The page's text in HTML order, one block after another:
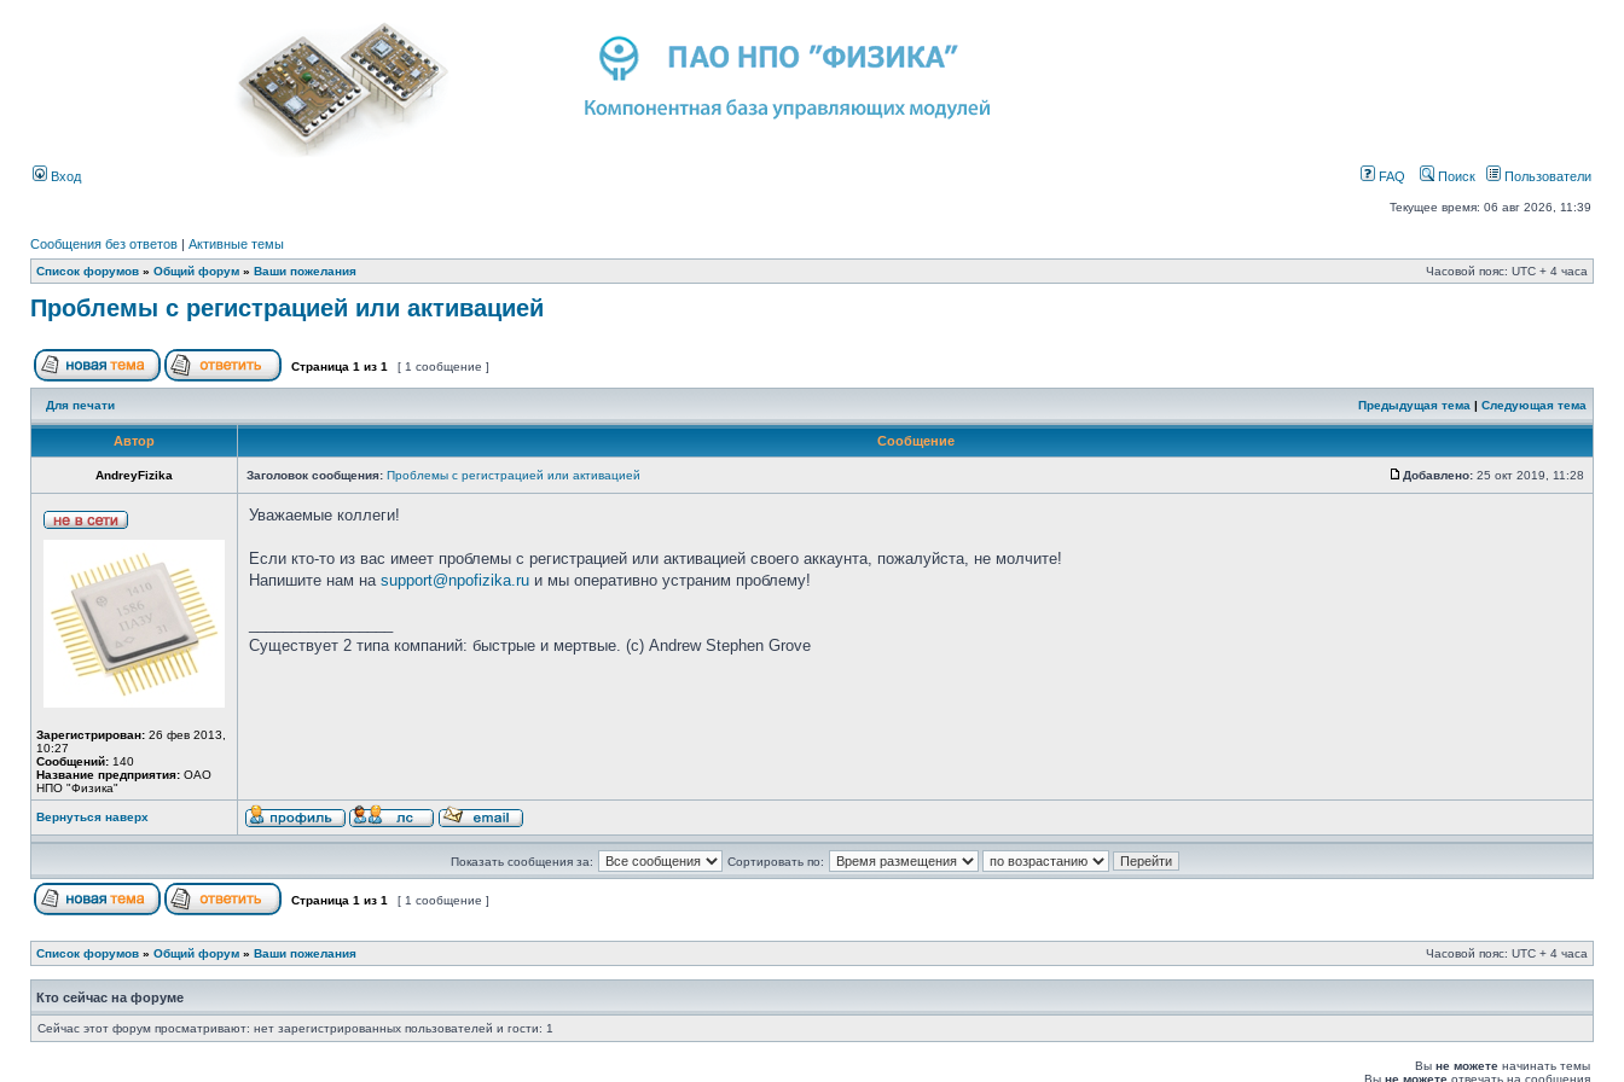
Вход FAQ Поиск Пользователи
Текущее время: 06 авг 2026, 11:39
Сообщения без ответов | Активные темы
Список форумов » Общий форум » Ваши пожелания Часовой пояс: UTC + 4 часа
Проблемы с регистрацией или активацией
Страница 1 из 1 [ 1 сообщение ]
Для печати Предыдущая тема | Следующая тема
Автор Сообщение
AndreyFizika Заголовок сообщения: Проблемы с регистрацией или активацией Добавлено: 25 окт 2019, 11:28
Зарегистрирован: 26 фев 2013,
10:27
Сообщений: 140
Название предприятия: ОАО
НПО "Физика"
Уважаемые коллеги!
Если кто-то из вас имеет проблемы с регистрацией или активацией своего аккаунта, пожалуйста, не молчите!
Напишите нам на support@npofizika.ru и мы оперативно устраним проблему!
Существует 2 типа компаний: быстрые и мертвые. (с) Andrew Stephen Grove
Вернуться наверх
Показать сообщения за: Сортировать по:
Страница 1 из 1 [ 1 сообщение ]
Список форумов » Общий форум » Ваши пожелания Часовой пояс: UTC + 4 часа
Кто сейчас на форуме
Сейчас этот форум просматривают: нет зарегистрированных пользователей и гости: 1
Вы не можете начинать темы
Вы не можете отвечать на сообщения